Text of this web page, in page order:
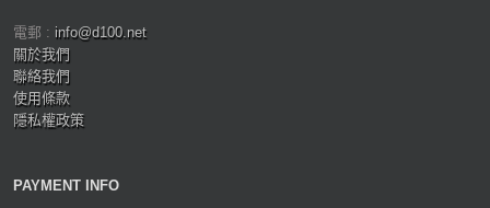
電郵 : info@d100.net
關於我們
聯絡我們
使用條款
隱私權政策
PAYMENT INFO